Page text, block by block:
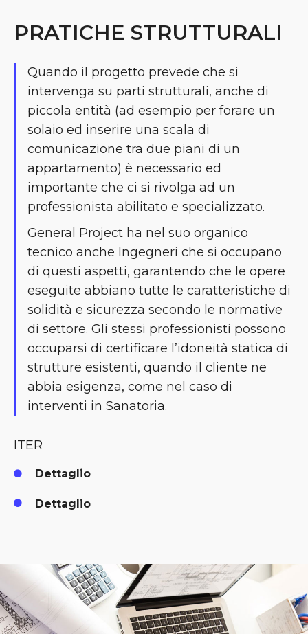
PRATICHE STRUTTURALI
Quando il progetto prevede che si
intervenga su parti strutturali, anche di
piccola entità (ad esempio per forare un
solaio ed inserire una scala di
comunicazione tra due piani di un
appartamento) è necessario ed
importante che ci si rivolga ad un
professionista abilitato e specializzato.
General Project ha nel suo organico
tecnico anche Ingegneri che si occupano
di questi aspetti, garantendo che le opere
eseguite abbiano tutte le caratteristiche di
solidità e sicurezza secondo le normative
di settore. Gli stessi professionisti possono
occuparsi di certificare l’idoneità statica di
strutture esistenti, quando il cliente ne
abbia esigenza, come nel caso di
interventi in Sanatoria.
ITER
Dettaglio
Dettaglio